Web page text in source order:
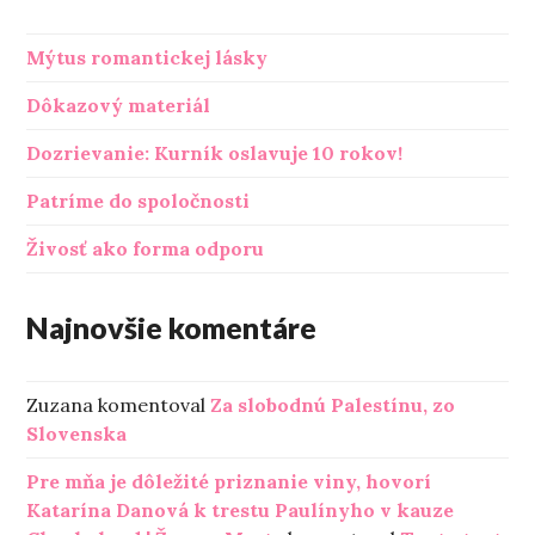
Mýtus romantickej lásky
Dôkazový materiál
Dozrievanie: Kurník oslavuje 10 rokov!
Patríme do spoločnosti
Živosť ako forma odporu
Najnovšie komentáre
Zuzana komentoval Za slobodnú Palestínu, zo
Slovenska
Pre mňa je dôležité priznanie viny, hovorí
Katarína Danová k trestu Paulínyho v kauze